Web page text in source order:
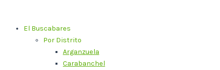
contenidoEl Buscabares
Por Distrito
Arganzuela
Carabanchel